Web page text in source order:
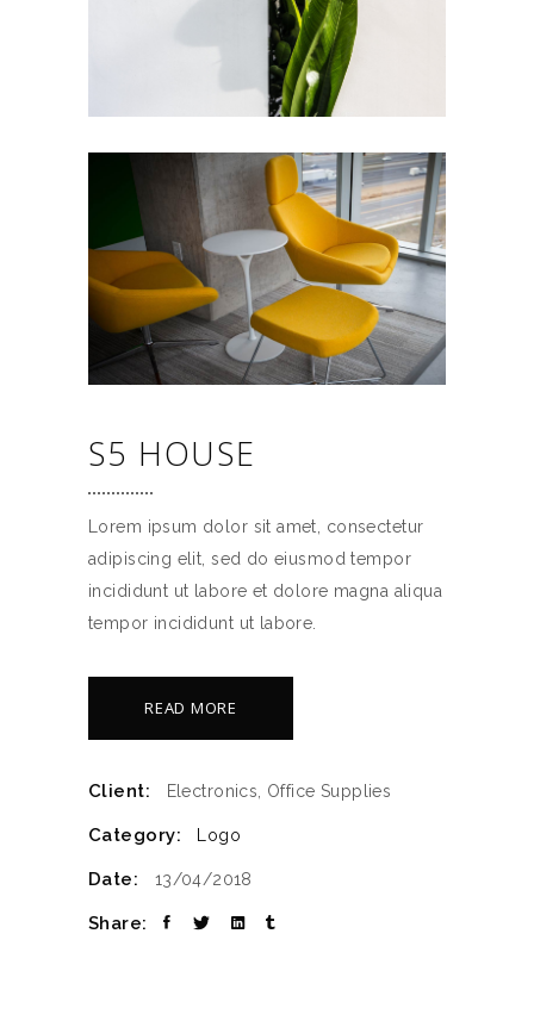
S5 HOUSE
Lorem ipsum dolor sit amet, consectetur
adipiscing elit, sed do eiusmod tempor
incididunt ut labore et dolore magna aliqua
tempor incididunt ut labore.
READ MORE
Client: Electronics, Office Supplies
Category: Logo
Date: 13/04/2018
Share: